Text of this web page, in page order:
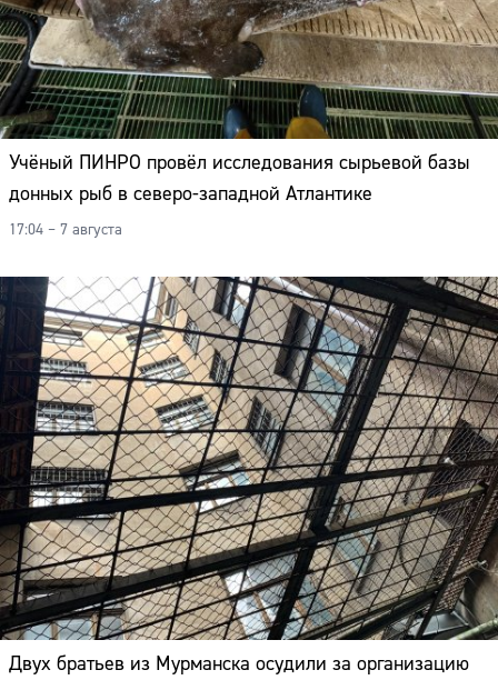
Учёный ПИНРО провёл исследования сырьевой базы
донных рыб в северо-западной Атлантике
17:04 – 7 августа
Двух братьев из Мурманска осудили за организацию
Адрес:
Телефон: